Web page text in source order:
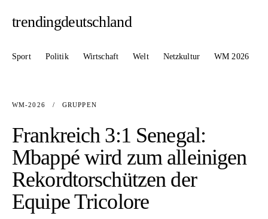
trendingdeutschland
Sport Politik Wirtschaft Welt Netzkultur WM 2026
WM-2026 / GRUPPEN
Frankreich 3:1 Senegal:
Mbappé wird zum alleinigen
Rekordtorschützen der
Equipe Tricolore